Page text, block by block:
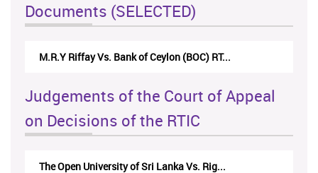
Documents (SELECTED)
M.R.Y Riffay Vs. Bank of Ceylon (BOC) RT...
Judgements of the Court of Appeal
on Decisions of the RTIC
The Open University of Sri Lanka Vs. Rig...